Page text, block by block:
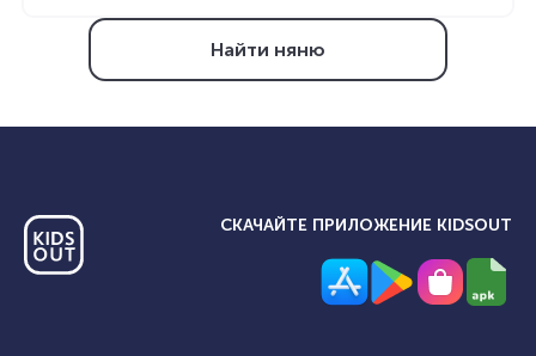
Найти няню
СКАЧАЙТЕ ПРИЛОЖЕНИЕ KIDSOUT